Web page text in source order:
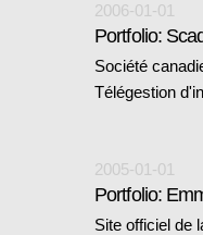
2006-01-01
Portfolio:
Société
Télégestion
2005-01-01
Portfolio:
Site officiel de